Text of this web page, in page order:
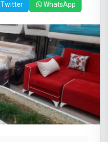
Twitter WhatsApp